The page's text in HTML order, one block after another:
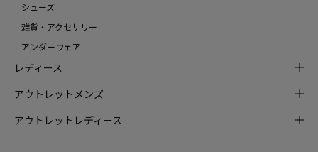
シューズ
雑貨・アクセサリー
アンダーウェア
レディース
アウトレットメンズ
アウトレットレディース